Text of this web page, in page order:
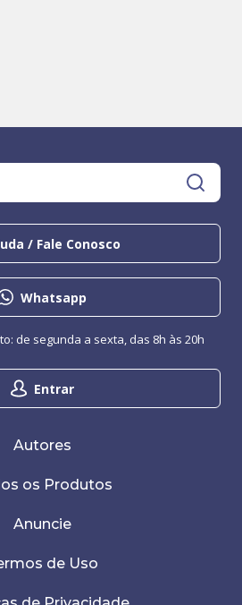
/ Fale Conosco
Whatsapp
Entrar
de segunda a sexta, das 8h às 20h
Autores
os Produtos
Anuncie
de Uso